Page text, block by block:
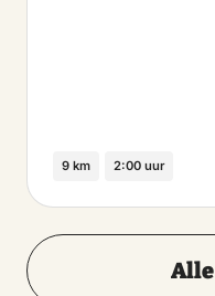
9 km 2:00 uur